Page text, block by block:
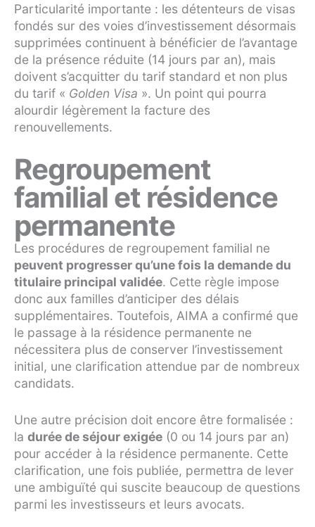
Particularité importante : les détenteurs de visas
fondés sur des voies d’investissement désormais
supprimées continuent à bénéficier de l’avantage
de la présence réduite (14 jours par an), mais
doivent s’acquitter du tarif standard et non plus
du tarif « Golden Visa ». Un point qui pourra
alourdir légèrement la facture des
renouvellements.
Regroupement
familial et résidence
permanente
Les procédures de regroupement familial ne
peuvent progresser qu’une fois la demande du
titulaire principal validée. Cette règle impose
donc aux familles d’anticiper des délais
supplémentaires. Toutefois, AIMA a confirmé que
le passage à la résidence permanente ne
nécessitera plus de conserver l’investissement
initial, une clarification attendue par de nombreux
candidats.
Une autre précision doit encore être formalisée :
la durée de séjour exigée (0 ou 14 jours par an)
pour accéder à la résidence permanente. Cette
clarification, une fois publiée, permettra de lever
une ambiguïté qui suscite beaucoup de questions
parmi les investisseurs et leurs avocats.